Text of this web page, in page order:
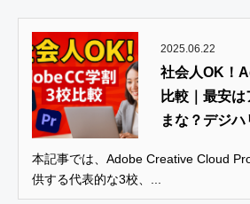
2025.06.22
社会人OK！
比較｜最安
まな？デジハ
本記事では、Adobe Creative Cloud
供する代表的な3校、...